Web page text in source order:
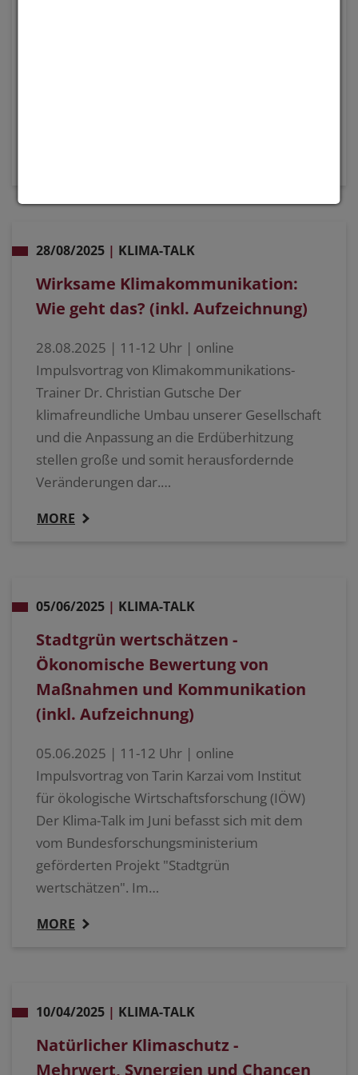
28/08/2025 | KLIMA-TALK
Wirksame Klimakommunikation:
Wie geht das? (inkl. Aufzeichnung)
28.08.2025 | 11-12 Uhr | online
Impulsvortrag von Klimakommunikations-
Trainer Dr. Christian Gutsche Der
klimafreundliche Umbau unserer Gesellschaft
und die Anpassung an die Erdüberhitzung
stellen große und somit herausfordernde
Veränderungen dar.…
MORE
05/06/2025 | KLIMA-TALK
Stadtgrün wertschätzen -
Ökonomische Bewertung von
Maßnahmen und Kommunikation
(inkl. Aufzeichnung)
05.06.2025 | 11-12 Uhr | online
Impulsvortrag von Tarin Karzai vom Institut
für ökologische Wirtschaftsforschung (IÖW)
Der Klima-Talk im Juni befasst sich mit dem
vom Bundesforschungsministerium
geförderten Projekt "Stadtgrün
wertschätzen". Im…
MORE
10/04/2025 | KLIMA-TALK
Natürlicher Klimaschutz -
Mehrwert, Synergien und Chancen